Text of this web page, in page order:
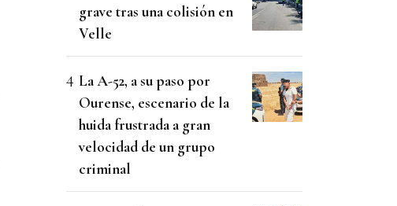
grave tras una colisión en
Velle
La A-52, a su paso por
Ourense, escenario de la
huida frustrada a gran
velocidad de un grupo
criminal